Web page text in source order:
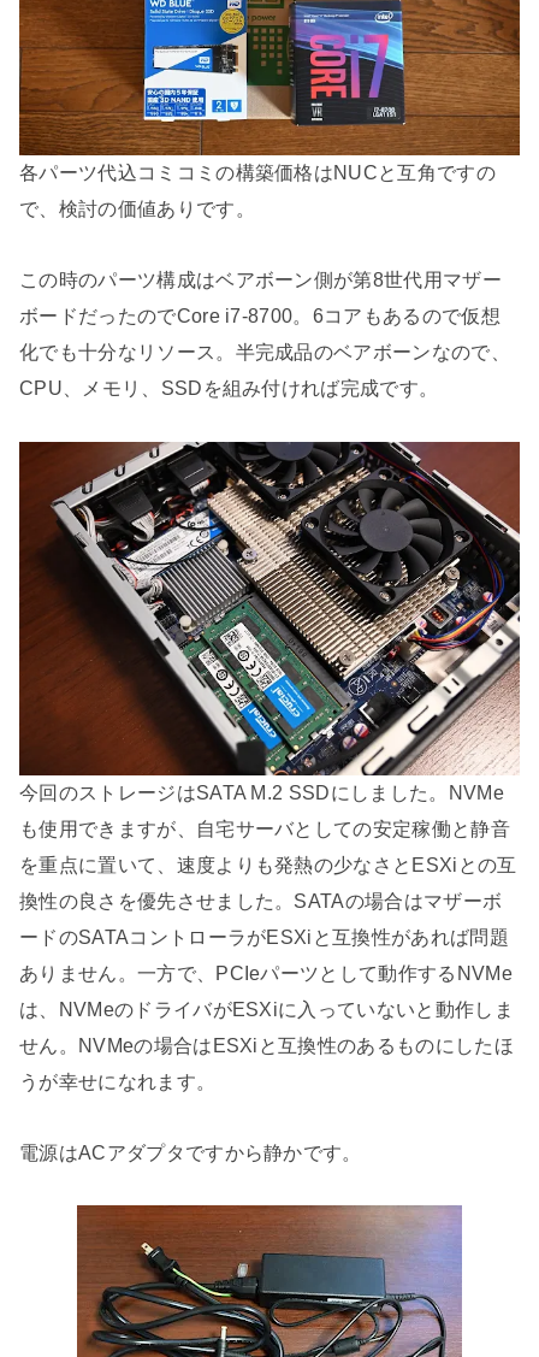
各パーツ代込コミコミの構築価格はNUCと互角ですの
で、検討の価値ありです。
この時のパーツ構成はベアボーン側が第8世代用マザー
ボードだったのでCore i7-8700。6コアもあるので仮想
化でも十分なリソース。半完成品のベアボーンなので、
CPU、メモリ、SSDを組み付ければ完成です。
今回のストレージはSATA M.2 SSDにしました。NVMe
も使用できますが、自宅サーバとしての安定稼働と静音
を重点に置いて、速度よりも発熱の少なさとESXiとの互
換性の良さを優先させました。SATAの場合はマザーボ
ードのSATAコントローラがESXiと互換性があれば問題
ありません。一方で、PCIeパーツとして動作するNVMe
は、NVMeのドライバがESXiに入っていないと動作しま
せん。NVMeの場合はESXiと互換性のあるものにしたほ
うが幸せになれます。
電源はACアダプタですから静かです。